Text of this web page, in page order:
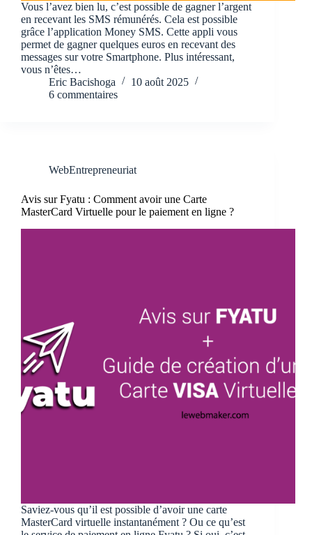
Vous l’avez bien lu, c’est possible de gagner l’argent
en recevant les SMS rémunérés. Cela est possible
grâce l’application Money SMS. Cette appli vous
permet de gagner quelques euros en recevant des
messages sur votre Smartphone. Plus intéressant,
vous n’êtes…
Eric Bacishoga
10 août 2025
6 commentaires
WebEntrepreneuriat
Avis sur Fyatu : Comment avoir une Carte
MasterCard Virtuelle pour le paiement en ligne ?
Saviez-vous qu’il est possible d’avoir une carte
MasterCard virtuelle instantanément ? Ou ce qu’est